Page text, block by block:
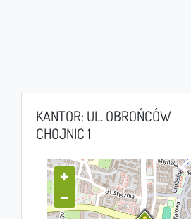
KANTOR: UL. OBROŃCÓW
CHOJNIC 1
+
−